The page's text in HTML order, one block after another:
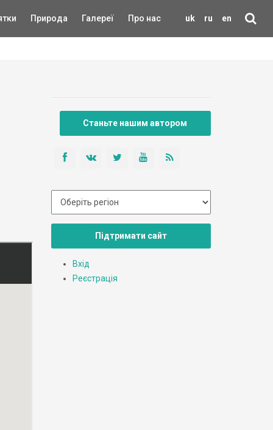
uk ru en
Природа Галереї Про нас
Станьте нашим автором
Підтримати сайт
Вхід
Реєстрація